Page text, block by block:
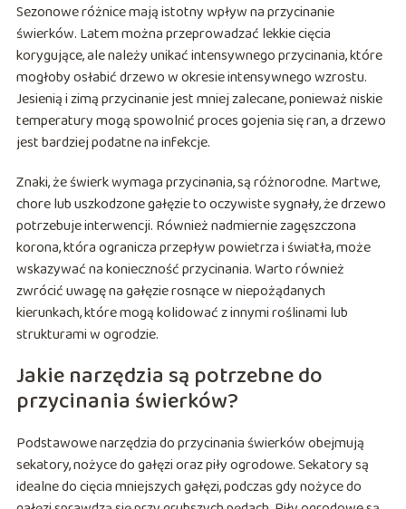
Sezonowe różnice mają istotny wpływ na przycinanie
świerków. Latem można przeprowadzać lekkie cięcia
korygujące, ale należy unikać intensywnego przycinania, które
mogłoby osłabić drzewo w okresie intensywnego wzrostu.
Jesienią i zimą przycinanie jest mniej zalecane, ponieważ niskie
temperatury mogą spowolnić proces gojenia się ran, a drzewo
jest bardziej podatne na infekcje.
Znaki, że świerk wymaga przycinania, są różnorodne. Martwe,
chore lub uszkodzone gałęzie to oczywiste sygnały, że drzewo
potrzebuje interwencji. Również nadmiernie zagęszczona
korona, która ogranicza przepływ powietrza i światła, może
wskazywać na konieczność przycinania. Warto również
zwrócić uwagę na gałęzie rosnące w niepożądanych
kierunkach, które mogą kolidować z innymi roślinami lub
strukturami w ogrodzie.
Jakie narzędzia są potrzebne do
przycinania świerków?
Podstawowe narzędzia do przycinania świerków obejmują
sekatory, nożyce do gałęzi oraz piły ogrodowe. Sekatory są
idealne do cięcia mniejszych gałęzi, podczas gdy nożyce do